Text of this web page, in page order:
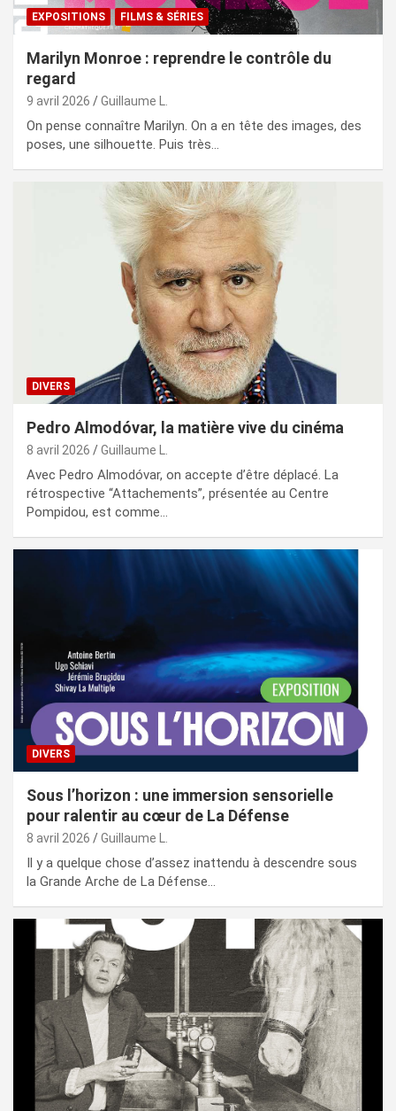
EXPOSITIONS FILMS & SÉRIES
Marilyn Monroe : reprendre le contrôle du
regard
9 avril 2026 Guillaume L.
On pense connaître Marilyn. On a en tête des images, des
poses, une silhouette. Puis très…
DIVERS
Pedro Almodóvar, la matière vive du cinéma
8 avril 2026 Guillaume L.
Avec Pedro Almodóvar, on accepte d’être déplacé. La
rétrospective “Attachements”, présentée au Centre
Pompidou, est comme…
DIVERS
Sous l’horizon : une immersion sensorielle
pour ralentir au cœur de La Défense
8 avril 2026 Guillaume L.
Il y a quelque chose d’assez inattendu à descendre sous
la Grande Arche de La Défense…